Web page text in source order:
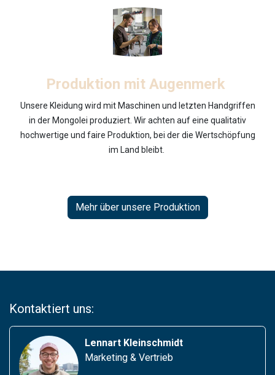
Produktion mit Augenmerk
Unsere Kleidung wird mit Maschinen und letzten Handgriffen
in der Mongolei produziert. Wir achten auf eine qualitativ
hochwertige und faire Produktion, bei der die Wertschöpfung
im Land bleibt.
Mehr über unsere Produktion
Kontaktiert uns:
Lennart Kleinschmidt
Marketing & Vertrieb